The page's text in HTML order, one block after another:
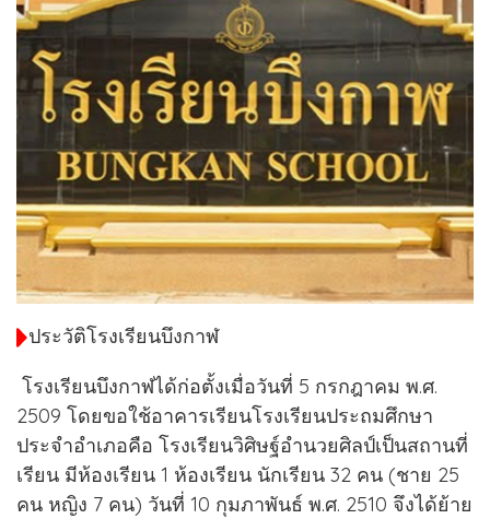
ประวัติโรงเรียนบึงกาฬ
โรงเรียนบึงกาฬได้ก่อตั้งเมื่อวันที่ 5 กรกฎาคม พ.ศ.
2509 โดยขอใช้อาคารเรียนโรงเรียนประถมศึกษา
ประจำอำเภอคือ โรงเรียนวิศิษฐ์อำนวยศิลป์เป็นสถานที่
เรียน มีห้องเรียน 1 ห้องเรียน นักเรียน 32 คน (ชาย 25
คน หญิง 7 คน) วันที่ 10 กุมภาพันธ์ พ.ศ. 2510 จึงได้ย้าย